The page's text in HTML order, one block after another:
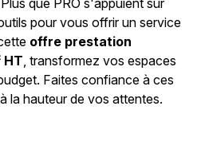
pour vous offrir un service
offre prestation
HT , transformez vos espaces
Faites confiance à ces
la hauteur de vos attentes.